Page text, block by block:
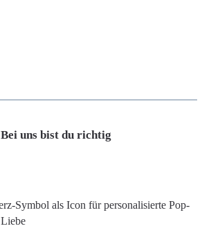
Bei uns bist du richtig